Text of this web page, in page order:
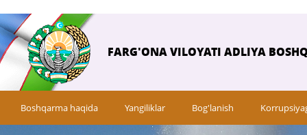
FARG'ONA VILOYATI ADLIYA
Boshqarma haqida Yangiliklar Bog'lanish